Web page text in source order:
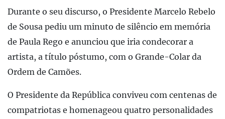
Durante o seu discurso, o Presidente Marcelo Rebelo
de Sousa pediu um minuto de silêncio em memória
de Paula Rego e anunciou que iria condecorar a
artista, a título póstumo, com o Grande-Colar da
Ordem de Camões.
O Presidente da República conviveu com centenas de
compatriotas e homenageou quatro personalidades